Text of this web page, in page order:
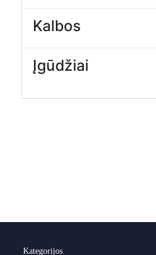
Kalbos
Įgūdžiai
Kategorijos